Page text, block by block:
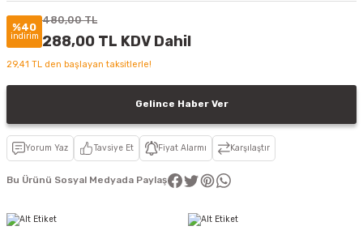
%40
indirim
480,00 TL
288,00 TL KDV Dahil
29,41 TL den başlayan taksitlerle!
Gelince Haber Ver
Yorum Yaz Tavsiye Et Fiyat Alarmı Karşılaştır
Bu Ürünü Sosyal Medyada Paylaş